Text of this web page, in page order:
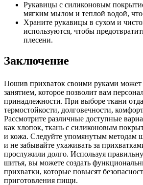
Рукавицы с силиконовым
мягким мылом и теплой водой,
Храните рукавицы в сухом и
используются, чтобы
плесени.
Заключение
Пошив прихваток своими руками может
занятием, которое позволит вам
принадлежности. При выборе ткани
термостойкости, долговечности,
Рассмотрите различные доступные
как хлопок, ткань с силиконовым
и кожа. Следуйте упомянутым методам
и не забывайте ухаживать за
прослужили долго. Используя
шитья, вы можете создать
прихватки, которые повысят
приготовления пищи.